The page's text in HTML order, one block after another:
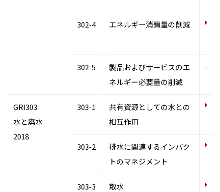
302-4 エネルギー消費量の削減
302-5
製品およびサービスのエ
ネルギー必要量の削減
-
GRI303:
水と廃水
2018
303-1
共有資源としての水との
相互作用
303-2
排水に関連するインパク
トのマネジメント
303-3 取水